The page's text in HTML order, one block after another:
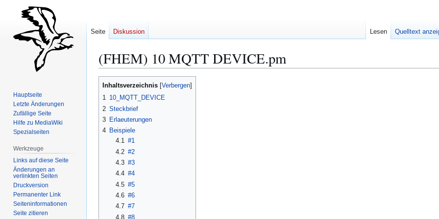
(FHEM) 10 MQTT DEVICE.pm
Zur
springen
Zur
springen
Inhaltsverzeichnis
1 10_MQTT_DEVICE
2 Steckbrief
3 Erlaeuterungen
4 Beispiele
4.1 #1
4.2 #2
4.3 #3
4.4 #4
4.5 #5
4.6 #6
4.7 #7
4.8 #8
Seite Diskussion Lesen Quelltext
Hauptseite
Letzte Änderungen
Zufällige Seite
Hilfe zu MediaWiki
Spezialseiten
Werkzeuge
Links auf diese Seite
Änderungen an
verlinkten Seiten
Druckversion
Permanenter Link
Seiten­­informationen
Seite zitieren